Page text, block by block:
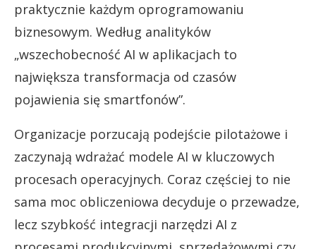
praktycznie każdym oprogramowaniu
biznesowym. Według analityków
„wszechobecność AI w aplikacjach to
największa transformacja od czasów
pojawienia się smartfonów”.
Organizacje porzucają podejście pilotażowe i
zaczynają wdrażać modele AI w kluczowych
procesach operacyjnych. Coraz częściej to nie
sama moc obliczeniowa decyduje o przewadze,
lecz szybkość integracji narzędzi AI z